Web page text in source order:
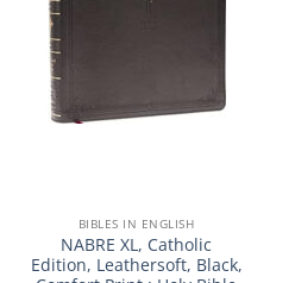
BIBLES IN ENGLISH
NABRE XL, Catholic
Edition, Leathersoft, Black,